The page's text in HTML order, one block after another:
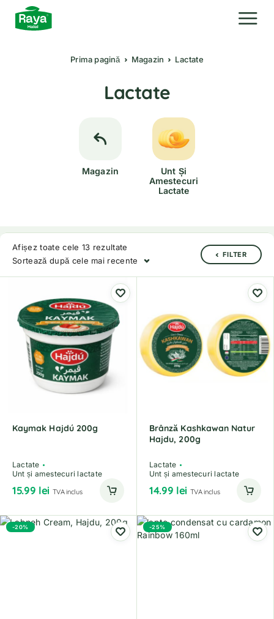
Prima pagină Magazin Lactate
Lactate
Magazin
Unt Și
Amestecuri
Lactate
Afișez toate cele 13 rezultate
Sortează după cele mai recente
FILTER
Kaymak Hajdú 200g
Lactate
Unt și amestecuri lactate
15.99 lei TVA inclus
Brânză Kashkawan Natur
Hajdu, 200g
Lactate
Unt și amestecuri lactate
14.99 lei TVA inclus
-20% -25%